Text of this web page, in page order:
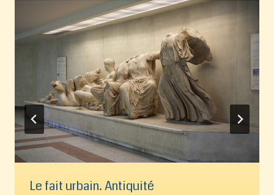
Le fait urbain. Antiquité